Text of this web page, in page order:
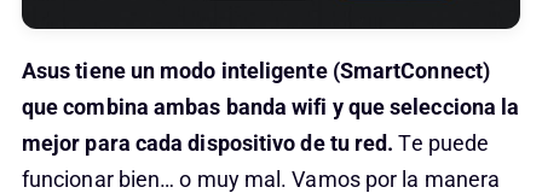
Asus tiene un modo inteligente (SmartConnect)
que combina ambas banda wifi y que selecciona la
mejor para cada dispositivo de tu red. Te puede
funcionar bien… o muy mal. Vamos por la manera